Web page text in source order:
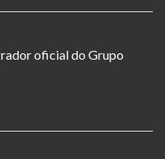
oficial do Grupo